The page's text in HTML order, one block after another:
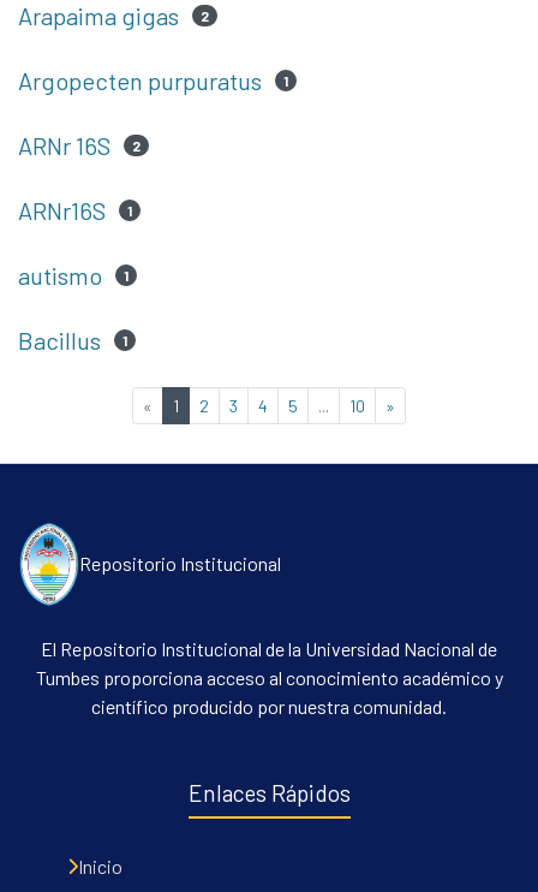
All of DSpace
Arapaima gigas 2
Argopecten purpuratus 1
ARNr 16S 2
ARNr16S 1
autismo 1
Bacillus 1
« 1 (current)
2 3 4 5 ... 10 »
Repositorio Institucional
El Repositorio Institucional de la Universidad Nacional de
Tumbes proporciona acceso al conocimiento académico y
científico producido por nuestra comunidad.
Enlaces Rápidos
Inicio